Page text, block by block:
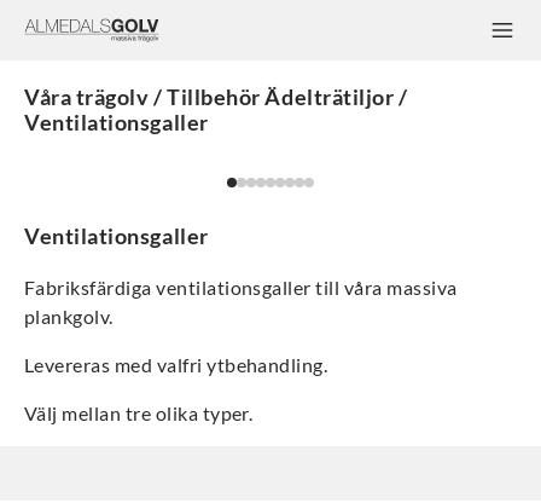
Våra trägolv / Tillbehör Ädelträtiljor /
Ventilationsgaller
Ventilationsgaller
Fabriksfärdiga ventilationsgaller till våra massiva
plankgolv.
Levereras med valfri ytbehandling.
Välj mellan tre olika typer.